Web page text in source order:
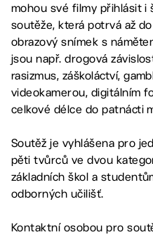
mohou své filmy přihlásit i
soutěže, která potrvá až
obrazový snímek s
jsou např. drogová
rasizmus, záškoláctví,
videokamerou, digitálním
celkové délce do patnácti
Soutěž je vyhlášena pro
pěti tvůrců ve dvou
základních škol a
odborných učilišť.
Kontaktní osobou pro